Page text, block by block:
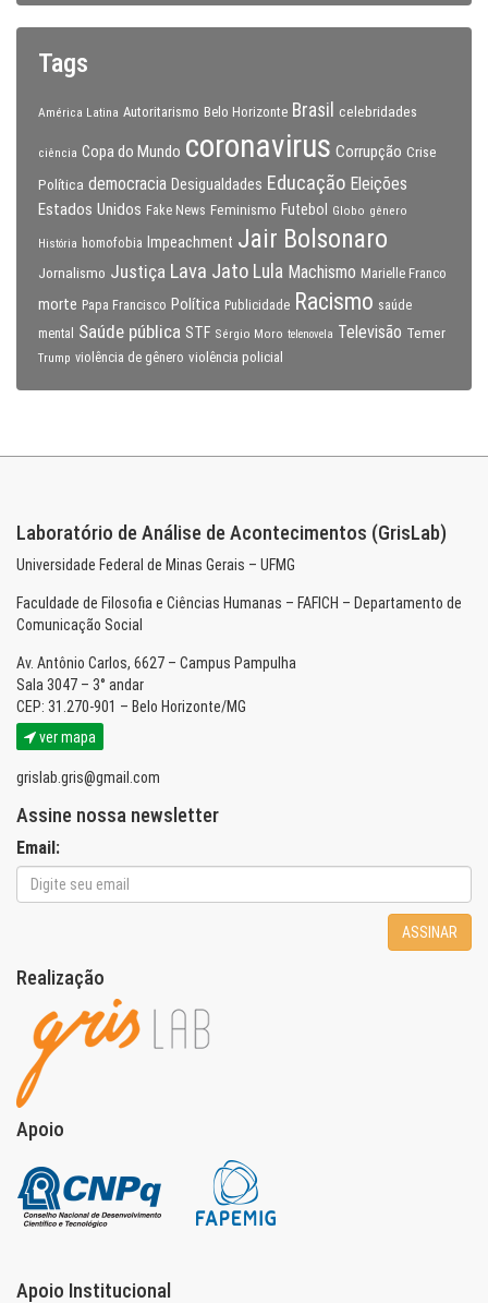
Tags
América Latina Autoritarismo Belo Horizonte Brasil celebridades
ciência Copa do Mundo coronavirus Corrupção Crise
Política democracia Desigualdades Educação Eleições
Estados Unidos Fake News Feminismo Futebol Globo gênero
História homofobia Impeachment Jair Bolsonaro
Jornalismo Justiça Lava Jato Lula Machismo Marielle Franco
morte Papa Francisco Política Publicidade Racismo saúde
mental
Saúde pública STF Sérgio Moro telenovela Televisão Temer
Trump violência de gênero violência policial
Laboratório de Análise de Acontecimentos (GrisLab)
Universidade Federal de Minas Gerais – UFMG
Faculdade de Filosofia e Ciências Humanas – FAFICH – Departamento de
Comunicação Social
Av. Antônio Carlos, 6627 – Campus Pampulha
Sala 3047 – 3° andar
CEP: 31.270-901 – Belo Horizonte/MG
ver mapa
grislab.gris@gmail.com
Assine nossa newsletter
Email:
ASSINAR
Realização
Apoio
Apoio Institucional